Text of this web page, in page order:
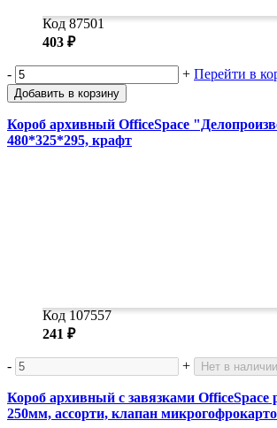
Код 87501
403 ₽
- + Перейти в
Добавить в корзину
Короб архивный OfficeSpace
480*325*295, крафт
Код 107557
241 ₽
- + Нет в наличии
Короб архивный с завязками
250мм, ассорти, клапан